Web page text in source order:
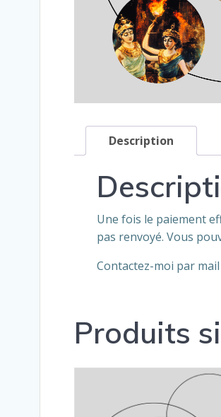
Description
Une fois le paiement
pas renvoyé. Vous
Contactez-moi par
Produits